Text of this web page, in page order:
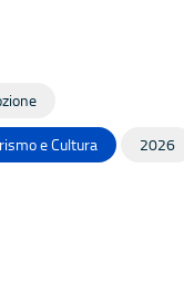
e Cultura
2026